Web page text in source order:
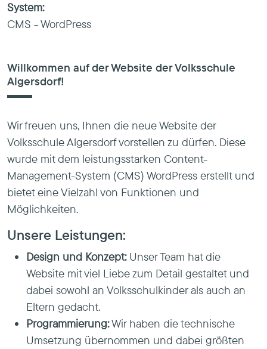
System:
CMS - WordPress
Willkommen auf der Website der Volksschule
Algersdorf!
Wir freuen uns, Ihnen die neue Website der
Volksschule Algersdorf vorstellen zu dürfen. Diese
wurde mit dem leistungsstarken Content-
Management-System (CMS) WordPress erstellt und
bietet eine Vielzahl von Funktionen und
Möglichkeiten.
Unsere Leistungen:
Design und Konzept:Unser Team hat die
Website mit viel Liebe zum Detail gestaltet und
dabei sowohl an Volksschulkinder als auch an
Eltern gedacht.
Programmierung:Wir haben die technische
Umsetzung übernommen und dabei größten